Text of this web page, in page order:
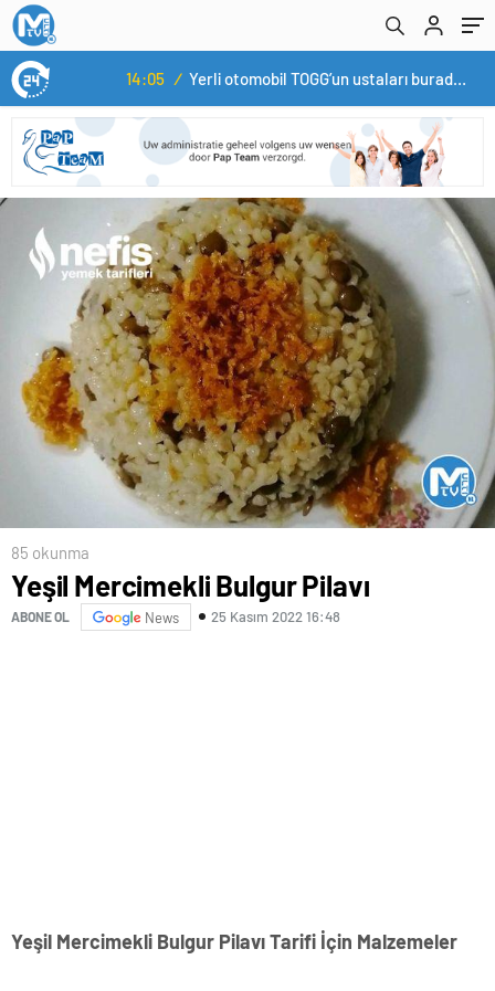
Yerli otomobil TOGG’un ustaları burada yetişecek
85 okunma
Yeşil Mercimekli Bulgur Pilavı
ABONE OL News 25 Kasım 2022 16:48
Yeşil Mercimekli Bulgur Pilavı Tarifi İçin Malzemeler